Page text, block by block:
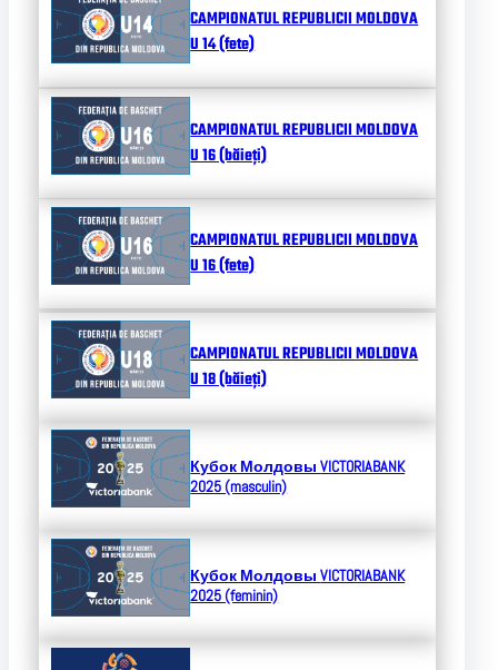
CAMPIONATUL REPUBLICII MOLDOVA
U 14 (fete)
CAMPIONATUL REPUBLICII MOLDOVA
U 16 (băieți)
CAMPIONATUL REPUBLICII MOLDOVA
U 16 (fete)
CAMPIONATUL REPUBLICII MOLDOVA
U 18 (băieți)
Кубок МолдовыVICTORIABANK
2025 (masculin)
Кубок МолдовыVICTORIABANK
2025 (feminin)